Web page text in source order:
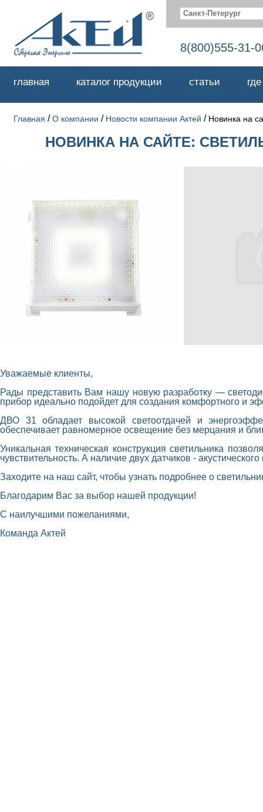
Санкт-Петерург
8(800)555-31-
главная каталог продукции статьи
Главная /О компании / Новости компании Актей / Новинка на
НОВИНКА НА САЙТЕ:
Уважаемые клиенты,
Рады представить Вам нашу новую разработку —
прибор идеально подойдет для создания комфортного и
ДВО 31 обладает высокой светоотдачей и
обеспечивает равномерное освещение без мерцания и
Уникальная техническая конструкция светильника
чувствительность. А наличие двух датчиков -
Заходите на наш сайт, чтобы узнать подробнее о
Благодарим Вас за выбор нашей продукции!
С наилучшими пожеланиями,
Команда Актей